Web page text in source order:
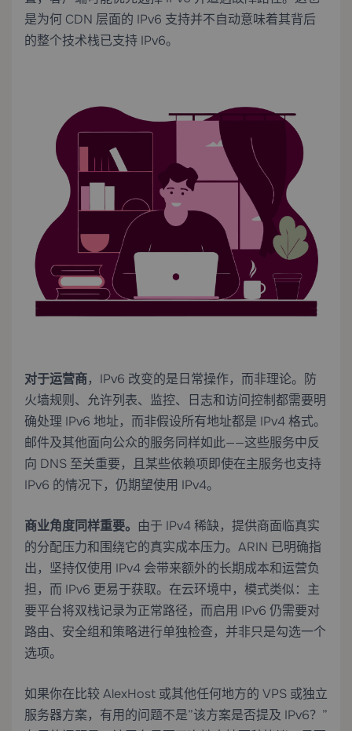
是为何 CDN 层面的 IPv6 支持并不自动意味着其背后
的整个技术栈已支持 IPv6。
对于运营商，IPv6 改变的是日常操作，而非理论。防
火墙规则、允许列表、监控、日志和访问控制都需要明
确处理 IPv6 地址，而非假设所有地址都是 IPv4 格式。
邮件及其他面向公众的服务同样如此——这些服务中反
向 DNS 至关重要，且某些依赖项即使在主服务也支持
IPv6 的情况下，仍期望使用 IPv4。
商业角度同样重要。 由于 IPv4 稀缺，提供商面临真实
的分配压力和围绕它的真实成本压力。ARIN 已明确指
出，坚持仅使用 IPv4 会带来额外的长期成本和运营负
担，而 IPv6 更易于获取。在云环境中，模式类似：主
要平台将双栈记录为正常路径，而启用 IPv6 仍需要对
路由、安全组和策略进行单独检查，并非只是勾选一个
选项。
如果你在比较 AlexHost 或其他任何地方的 VPS 或独立
服务器方案，有用的问题不是”该方案是否提及 IPv6？”